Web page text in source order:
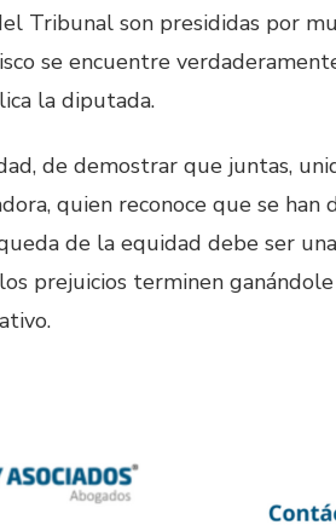
Tribunal son presididas por
se encuentre
la diputada.
de demostrar que juntas,
quien reconoce que se
de la equidad debe ser
prejuicios terminen